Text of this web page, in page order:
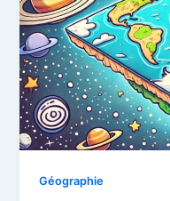
Géographie